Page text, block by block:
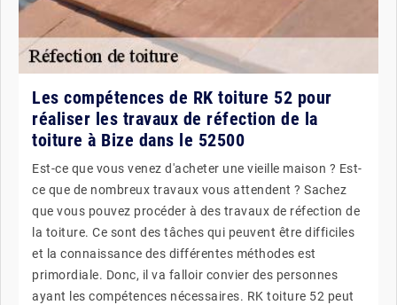
Les compétences de RK toiture 52 pour
réaliser les travaux de réfection de la
toiture à Bize dans le 52500
Est-ce que vous venez d'acheter une vieille maison ? Est-
ce que de nombreux travaux vous attendent ? Sachez
que vous pouvez procéder à des travaux de réfection de
la toiture. Ce sont des tâches qui peuvent être difficiles
et la connaissance des différentes méthodes est
primordiale. Donc, il va falloir convier des personnes
ayant les compétences nécessaires. RK toiture 52 peut